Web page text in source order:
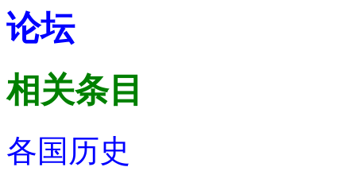
论坛
相关条目
各国历史